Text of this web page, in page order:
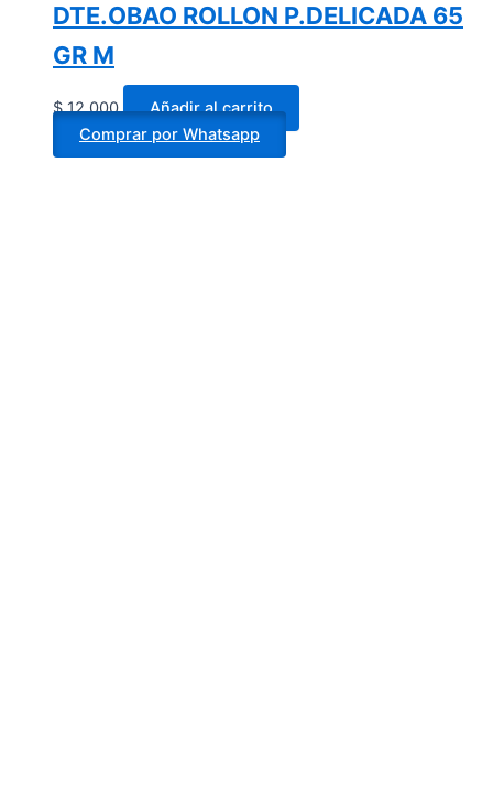
DTE.OBAO ROLLON P.DELICADA 65
GR M
$12.000
Añadir al carrito
Comprar por Whatsapp